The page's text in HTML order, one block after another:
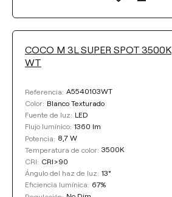
COCO M 3L SUPER SPOT 3500K
WT
Referencia: A5540103WT
Color: Blanco Texturado
Fuente de luz: LED
Flujo lumínico: 1360 lm
Potencia: 8,7 W
Temperatura de color: 3500K
CRI: CRI>90
Ángulo del haz de luz: 13°
Eficiencia lumínica: 67%